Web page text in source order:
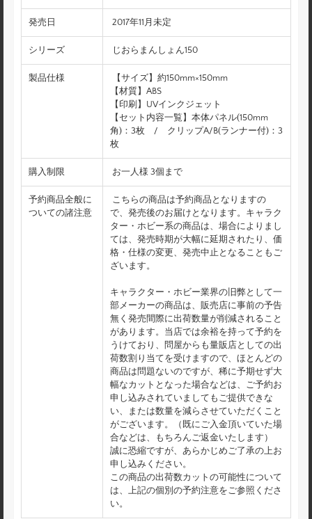
発売日 2017年11月未定
シリーズ じおらまんしょん150
製品仕様
【サイズ】約150mm×150mm
【材質】ABS
【印刷】UVインクジェット
【セット内容一覧】本体パネル(150mm
角)：3枚 / クリップA/B(ランナー付)：3
枚
購入制限 お一人様 3個まで
予約商品全般に
ついての諸注意
こちらの商品は予約商品となりますの
で、発売後のお届けとなります。キャラク
ター・ホビー系の商品は、場合によりまし
ては、発売時期が大幅に延期されたり、価
格・仕様の変更、発売中止となることもご
ざいます。
キャラクター・ホビー業界の旧弊として一
部メーカーの商品は、販売店に事前の予告
無く発売間際に出荷数量が削減されること
があります。当店では余裕を持って予約を
うけており、問屋からも量販店としての出
荷数割り当てを受けますので、ほとんどの
商品は問題ないのですが、稀に予期せず大
幅なカットとなった場合などは、ご予約お
申し込みされていましてもご提供できな
い、または数量を減らさせていただくこと
がございます。（既にご入金頂いていた場
合などは、もちろんご返金いたします）
誠に恐縮ですが、あらかじめご了承の上お
申し込みください。
この商品の出荷数カットの可能性について
は、上記の個別の予約注意をご参照くださ
い。